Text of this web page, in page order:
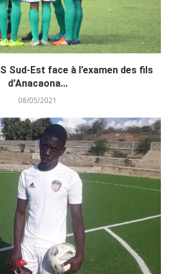
Sud-Est face à l’examen des fils
d’Anacaona...
08/05/2021